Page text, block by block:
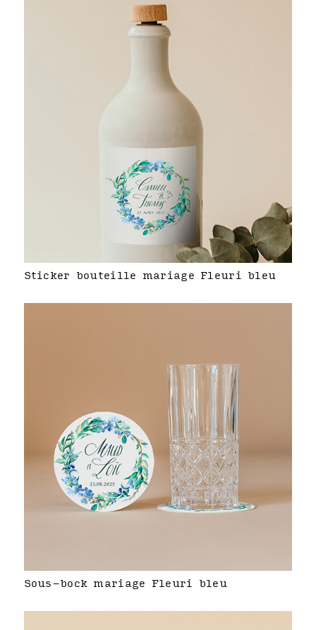
Sticker bouteille mariage Fleuri bleu
Sous-bock mariage Fleuri bleu